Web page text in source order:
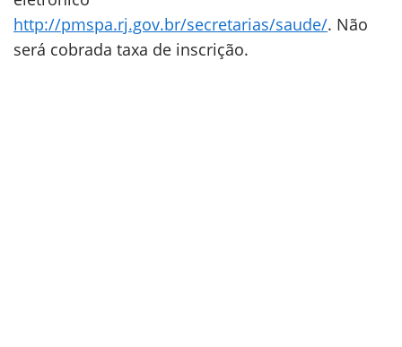
http://pmspa.rj.gov.br/secretarias/saude/. Não
será cobrada taxa de inscrição.